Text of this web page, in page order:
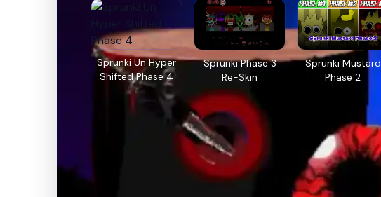
Sprunki Un Hyper
Shifted Phase 4
Sprunki Phase 3
Re-Skin
Sprunki Mustard
Phase 2